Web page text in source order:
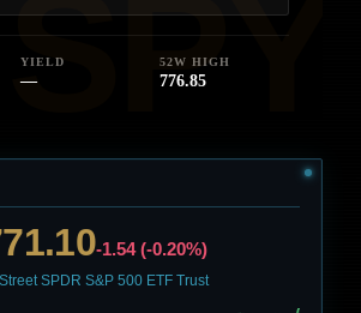
YIELD
—
52W HIGH
776.85
-1.54 (-0.20%)
SPDR S&P 500 ETF Trust